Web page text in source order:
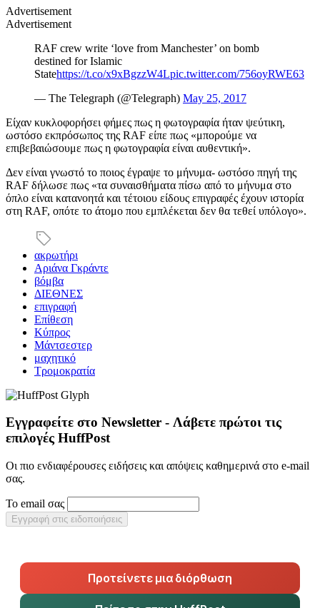
Advertisement
Advertisement
RAF crew write ‘love from Manchester’ on bomb
destined for Islamic
Statehttps://t.co/x9xBgzzW4Lpic.twitter.com/756oyRWE63
— The Telegraph (@Telegraph) May 25, 2017
Είχαν κυκλοφορήσει φήμες πως η φωτογραφία ήταν ψεύτικη,
ωστόσο εκπρόσωπος της RAF είπε πως «μπορούμε να
επιβεβαιώσουμε πως η φωτογραφία είναι αυθεντική».
Δεν είναι γνωστό το ποιος έγραψε το μήνυμα- ωστόσο πηγή της
RAF δήλωσε πως «τα συναισθήματα πίσω από το μήνυμα στο
όπλο είναι κατανοητά και τέτοιου είδους επιγραφές έχουν ιστορία
στη RAF, οπότε το άτομο που εμπλέκεται δεν θα τεθεί υπόλογο».
ακρωτήρι
Αριάνα Γκράντε
βόμβα
ΔΙΕΘΝΕΣ
επιγραφή
Επίθεση
Κύπρος
Μάντσεστερ
μαχητικό
Τρομοκρατία
Εγγραφείτε στο Newsletter - Λάβετε πρώτοι τις
επιλογές HuffPost
Οι πιο ενδιαφέρουσες ειδήσεις και απόψεις καθημερινά στο e-mail
σας.
Το email σας
Εγγραφή στις ειδοποιήσεις
Προτείνετε μια διόρθωση